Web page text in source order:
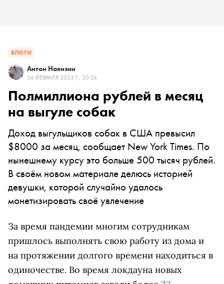
БЛОГИ
Антон Наянзин
24 ФЕВРАЛЯ 2023 Г., 20:24
​​Полмиллиона рублей в месяц
на выгуле собак
Доход выгульщиков собак в CША превысил
$8000 за месяц, сообщает New York Times. По
нынешнему курсу это больше 500 тысяч рублей.
В своём новом материале делюсь историей
девушки, которой случайно удалось
монетизировать своё увлечение
За время пандемии многим сотрудникам
пришлось выполнять свою работу из дома и
на протяжении долгого времени находиться в
одиночестве. Во время локдауна новых